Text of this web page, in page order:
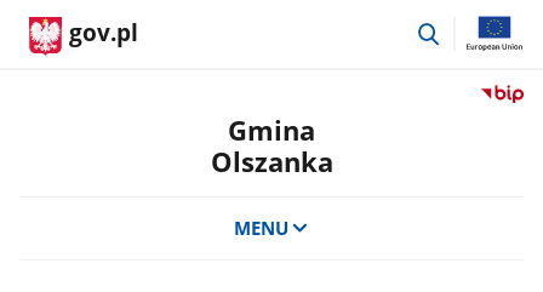
gov.pl
przejdź
Przejdź
Gmina
Olszanka
MENU